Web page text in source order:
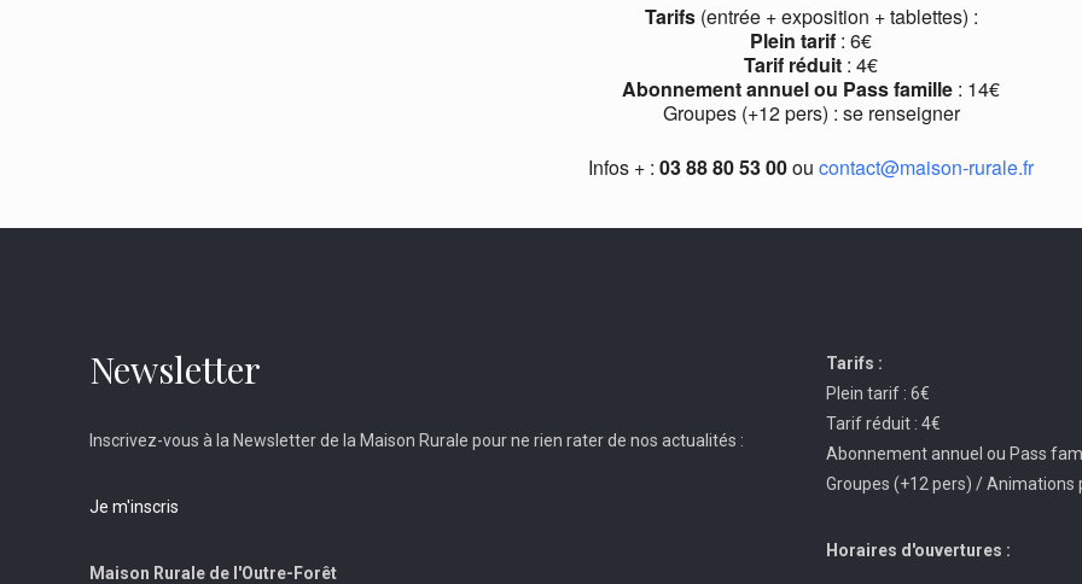
Tarifs(entrée + exposition + tablettes) :
Plein tarif : 6€
Tarif réduit : 4€
Abonnement annuel ou Pass famille : 14€
Groupes (+12 pers) : se renseigner
Infos + :03 88 80 53 00oucontact@maison-rurale.fr
Newsletter
Inscrivez-vous à la Newsletter de la Maison Rurale pour ne rien rater de nos actualités :
Je m'inscris
Maison Rurale de l'Outre-Forêt
Tarifs :
Plein tarif : 6€
Tarif réduit : 4€
Abonnement annuel ou Pass
Groupes (+12 pers) / Animations
Horaires d'ouvertures :